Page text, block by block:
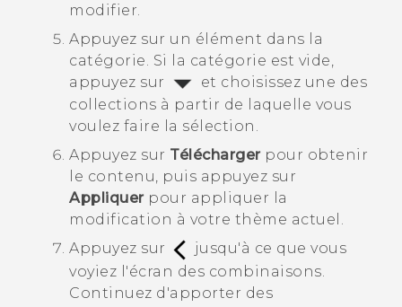
modifier.
Appuyez sur un élément dans la
catégorie. Si la catégorie est vide,
appuyez sur
et choisissez une des
collections à partir de laquelle vous
voulez faire la sélection.
Appuyez sur Téléchargerpour obtenir
le contenu, puis appuyez sur
Appliquerpour appliquer la
modification à votre thème actuel.
Appuyez sur
jusqu'à ce que vous
voyiez l'écran des combinaisons.
Continuez d'apporter des